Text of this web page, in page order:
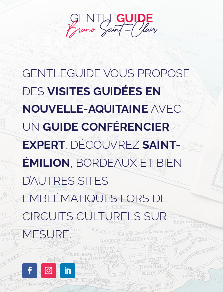
GENTLEGUIDE VOUS PROPOSE
DES VISITES GUIDÉES EN
NOUVELLE-AQUITAINEAVEC
UNGUIDE CONFÉRENCIER
EXPERT. DÉCOUVREZ SAINT-
ÉMILION, BORDEAUX ET BIEN
D’AUTRES SITES
EMBLÉMATIQUES LORS DE
CIRCUITS CULTURELS SUR-
MESURE.